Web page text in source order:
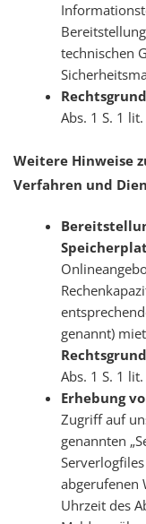
technischen
Abs. 1 S. 1 lit.
Weitere Hinweise
Verfahren und
genannt)
Abs. 1 S. 1 lit.
Erhebung
Zugriff auf
genannten
abgerufenen
Uhrzeit des